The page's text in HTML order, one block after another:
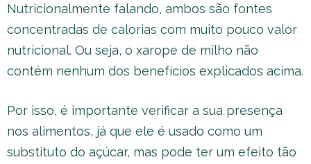
Nutricionalmente falando, ambos são fontes
concentradas de calorias com muito pouco valor
nutricional. Ou seja, o xarope de milho não
contém nenhum dos benefícios explicados acima.
Por isso, é importante verificar a sua presença
nos alimentos, já que ele é usado como um
substituto do açúcar, mas pode ter um efeito tão